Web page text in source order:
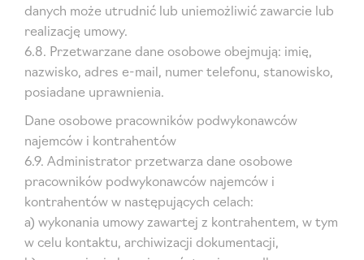
danych może utrudnić lub uniemożliwić zawarcie lub
realizację umowy.
6.8. Przetwarzane dane osobowe obejmują: imię,
nazwisko, adres e-mail, numer telefonu, stanowisko,
posiadane uprawnienia.
Dane osobowe pracowników podwykonawców
najemców i kontrahentów
6.9. Administrator przetwarza dane osobowe
pracowników podwykonawców najemców i
kontrahentów w następujących celach:
a) wykonania umowy zawartej z kontrahentem, w tym
w celu kontaktu, archiwizacji dokumentacji,